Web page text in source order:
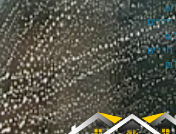
ניקיון דירת 4 חדרים
ניקיון דירת 5 חדרים